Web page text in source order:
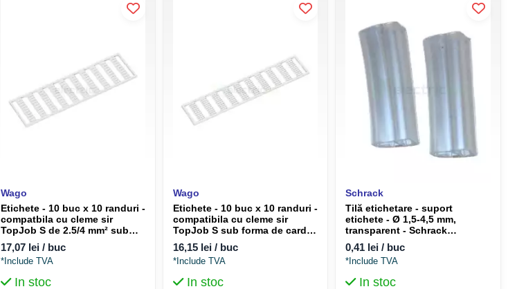
Wago
Etichete - 10 buc x 10 randuri -
compatbila cu cleme sir
TopJob S de 2.5/4 mm² sub
forma de card alb - Wago 793-
5501
17,07 lei / buc
*Include TVA
In stoc
Wago
Etichete - 10 buc x 10 randuri -
compatibila cu cleme sir
TopJob S sub forma de card
alb - Wago 793-3501
16,15 lei / buc
*Include TVA
In stoc
Schrack
Tilă etichetare - suport
etichete - Ø 1,5-4,5 mm,
transparent - Schrack
ROD0000525
0,41 lei / buc
*Include TVA
In stoc